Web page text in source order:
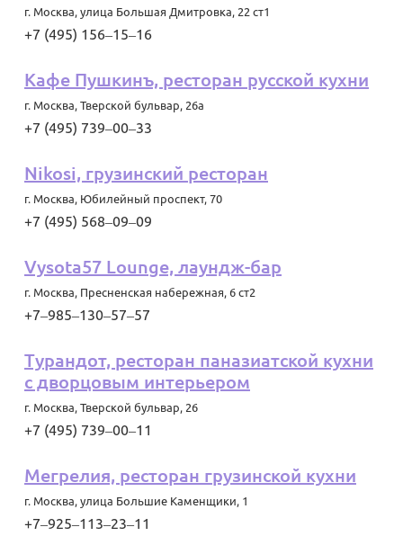
г. Москва, улица Большая Дмитровка, 22 ст1
+7 (495) 156‒15‒16
Кафе Пушкинъ, ресторан русской кухни
г. Москва, Тверской бульвар, 26а
+7 (495) 739‒00‒33
Nikosi, грузинский ресторан
г. Москва, Юбилейный проспект, 70
+7 (495) 568‒09‒09
Vysota57 Lounge, лаундж-бар
г. Москва, Пресненская набережная, 6 ст2
+7‒985‒130‒57‒57
Турандот, ресторан паназиатской кухни
с дворцовым интерьером
г. Москва, Тверской бульвар, 26
+7 (495) 739‒00‒11
Мегрелия, ресторан грузинской кухни
г. Москва, улица Большие Каменщики, 1
+7‒925‒113‒23‒11